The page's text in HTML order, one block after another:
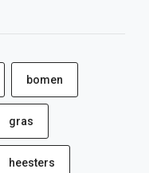
bomen
gras
heesters